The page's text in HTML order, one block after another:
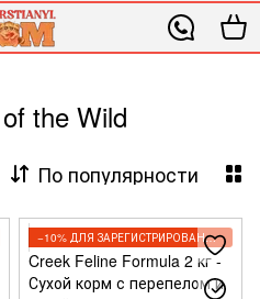
the Wild
По популярности
−10% ДЛЯ ЗАРЕГИСТРИРОВАННЫХ КЛИЕНТОВ